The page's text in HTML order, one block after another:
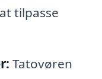
tilpasse
Tatovøren